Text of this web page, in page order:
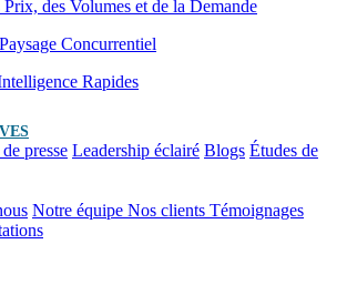
des Volumes et de la Demande
Concurrentiel
Rapides
presse Leadership éclairé Blogs Études de
Notre équipe Nos clients Témoignages